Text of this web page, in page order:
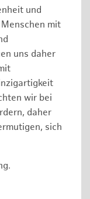
und
mit
uns daher
wir bei
daher
sich